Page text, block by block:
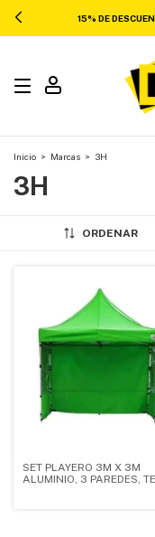
15% DE
Inicio > Marcas > 3H
3H
ORDENAR
SET PLAYERO 3M X 3M
ALUMINIO, 3 PAREDES,